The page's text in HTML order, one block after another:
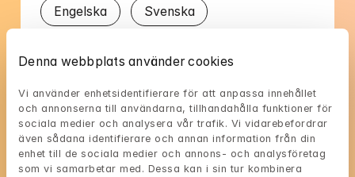
Denna webbplats använder cookies
Vi använder enhetsidentifierare för att anpassa innehållet
och annonserna till användarna, tillhandahålla funktioner för
sociala medier och analysera vår trafik. Vi vidarebefordrar
även sådana identifierare och annan information från din
enhet till de sociala medier och annons- och analysföretag
som vi samarbetar med. Dessa kan i sin tur kombinera
Engelska Svenska
Ulrikas tillgänglighet
Välj en tid som passar dig, och reservera med
BankID i nästa steg